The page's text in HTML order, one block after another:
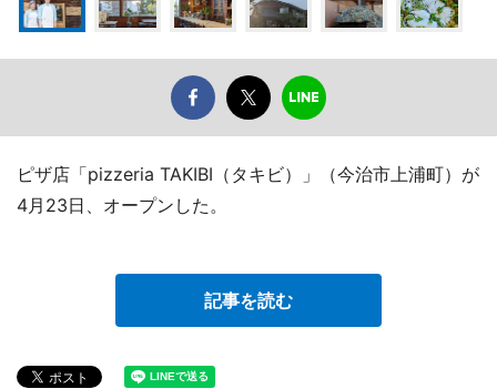
ピザ店「pizzeria TAKIBI（タキビ）」（今治市上浦町）が
4月23日、オープンした。
記事を読む